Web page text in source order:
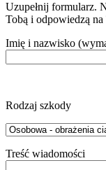
Uzupełnij formularz.
Tobą i odpowiedzą
Imię i nazwisko
Rodzaj szkody
Treść wiadomości